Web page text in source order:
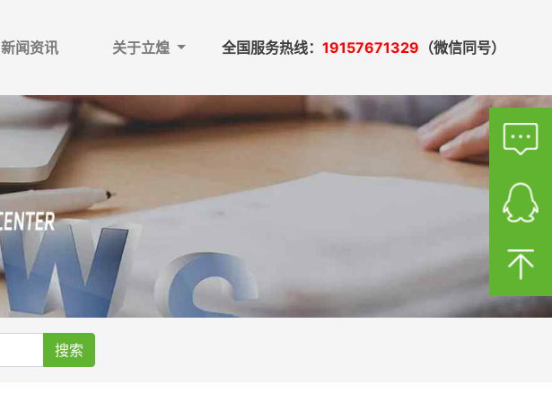
新闻资讯 关于立煌 全国服务热线： 19157671329 （微信同号）
搜索